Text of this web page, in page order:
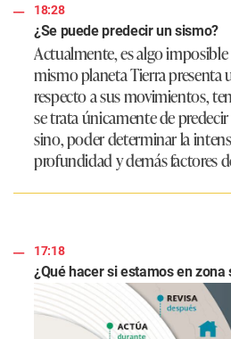
18:28
¿Se puede predecir un sismo?
Actualmente, es algo
mismo planeta Tierra presenta
respecto a sus movimientos,
se trata únicamente de
sino, poder determinar la
profundidad y demás factores
17:18
¿Qué hacer si estamos en zona